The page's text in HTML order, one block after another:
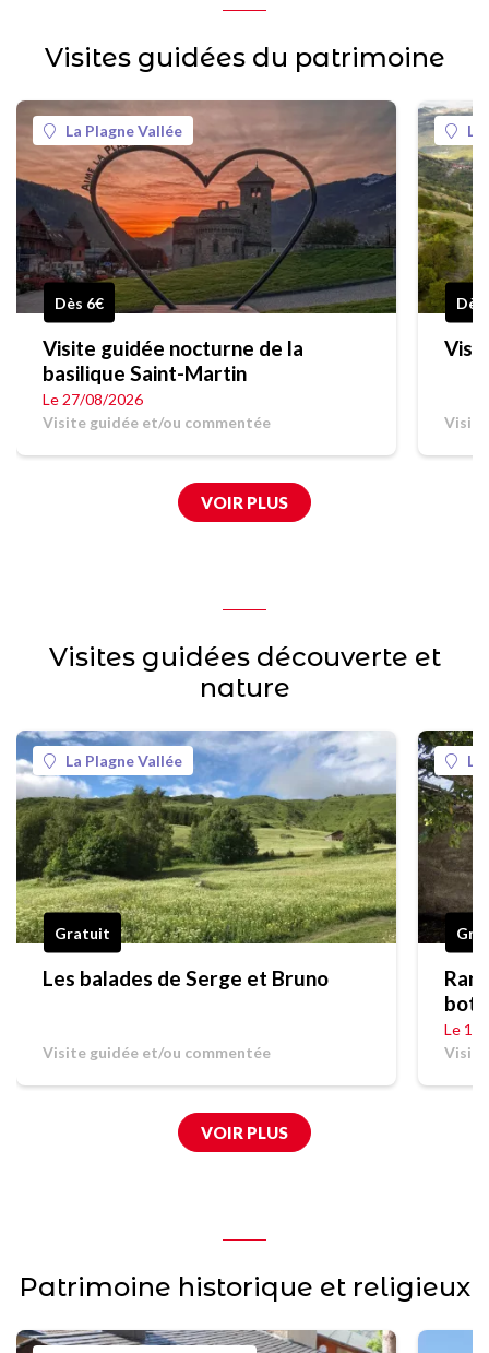
Visites guidées du patrimoine
La Plagne Vallée
Dès 6€
Visite guidée nocturne de la
basilique Saint-Martin
Le 27/08/2026
Visite guidée et/ou commentée
La
Dès
Visite
VOIR PLUS
Visites guidées découverte et
nature
La Plagne Vallée
Gratuit
Les balades de Serge et Bruno
Visite guidée et/ou commentée
La
Le
Visite
VOIR PLUS
Patrimoine historique et religieux